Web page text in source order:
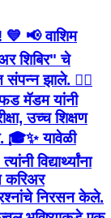
💙 📢 वाशिम
शिबिर" चे
संपन्न झाले. 👮‍♂️
फड मॅडम यांनी
उच्च शिक्षण
🎓✨ यावेळी
विद्यार्थ्यांना
करिअर
निरसन केले.